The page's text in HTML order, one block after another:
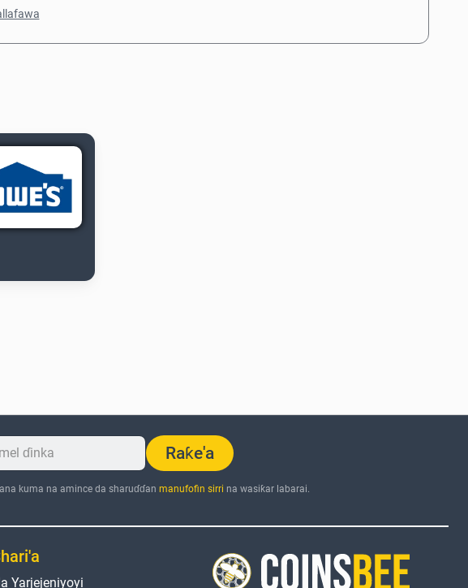
Raƙe'a
kuma na amince da sharuɗɗan manufofin sirri na wasiƙar labarai.
Yarjejeniyoyi